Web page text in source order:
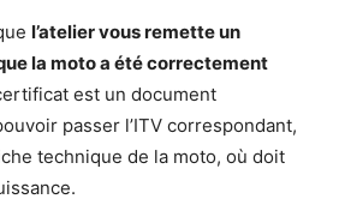
l’atelier vous remette un
la moto a été correctement
est un document
passer l’ITV correspondant,
technique de la moto, où doit